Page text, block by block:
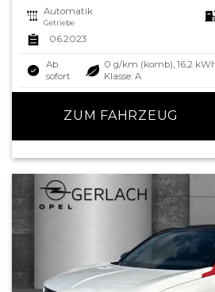
Automatik
Getriebe
06.2023
Ab
sofort
0 g/km (komb), 16,2
Klasse: A
ZUM FAHRZEUG